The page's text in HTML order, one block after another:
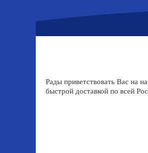
Рады приветствовать Вас на
быстрой доставкой по всей